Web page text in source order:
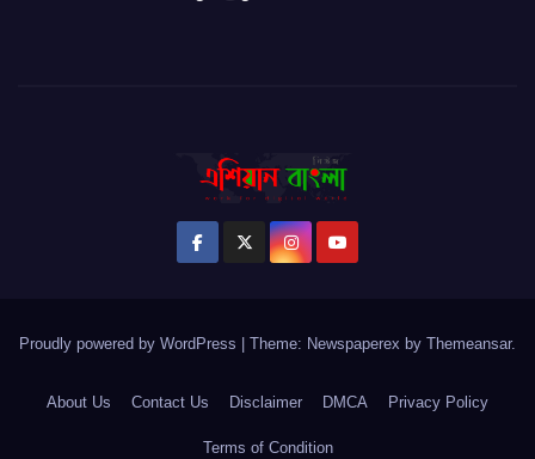
Proudly powered by WordPress Theme: Newspaperex by Themeansar.
About Us Contact Us Disclaimer DMCA Privacy Policy
Terms of Condition